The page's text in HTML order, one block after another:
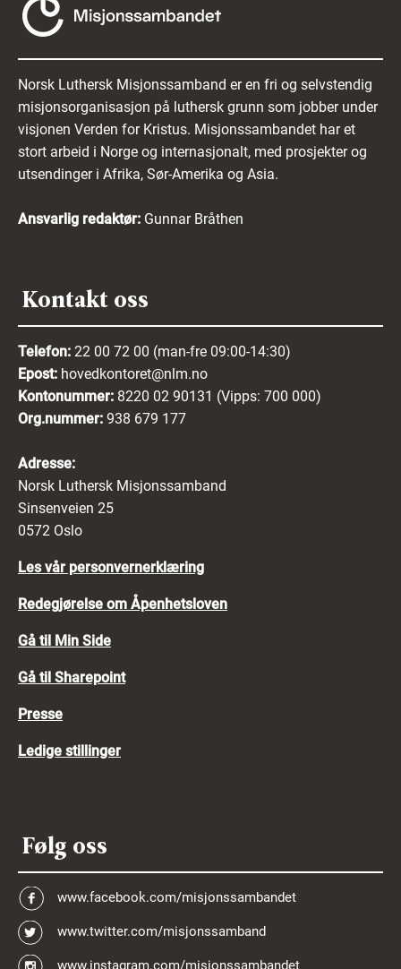
Norsk Luthersk Misjonssamband er en fri og selvstendig
misjonsorganisasjon på luthersk grunn som jobber under
visjonen Verden for Kristus. Misjonssambandet har et
stort arbeid i Norge og internasjonalt, med prosjekter og
utsendinger i Afrika, Sør-Amerika og Asia.
Ansvarlig redaktør: Gunnar Bråthen
Kontakt oss
Telefon: 22 00 72 00 (man-fre 09:00-14:30)
Epost: hovedkontoret@nlm.no
Kontonummer: 8220 02 90131 (Vipps: 700 000)
Org.nummer: 938 679 177
Adresse:
Norsk Luthersk Misjonssamband
Sinsenveien 25
0572 Oslo
Les vår personvernerklæring
Redegjørelse om Åpenhetsloven
Gå til Min Side
Gå til Sharepoint
Presse
Ledige stillinger
Følg oss
www.facebook.com/misjonssambandet
www.twitter.com/misjonssamband
www.instagram.com/misjonssambandet